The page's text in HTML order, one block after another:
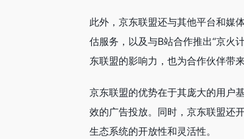
此外，京东联盟还与其他平台和媒
估服务，以及与B站合作推出“京火
东联盟的影响力，也为合作伙伴带
京东联盟的优势在于其庞大的用户
效的广告投放。同时，京东联盟还
生态系统的开放性和灵活性。